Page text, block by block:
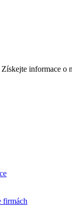
informace o
firmách